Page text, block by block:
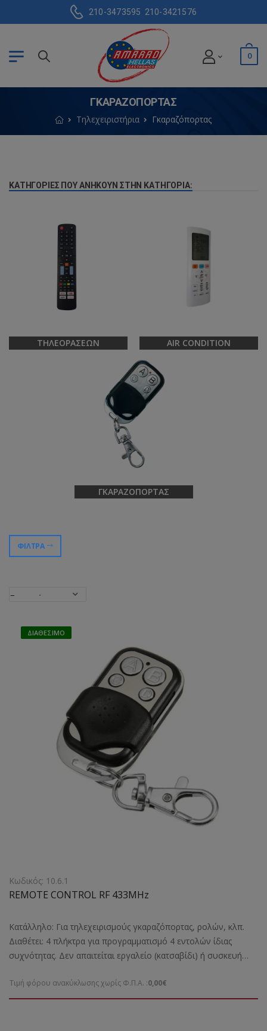
210-3473595 210-3421576
0
ΓΚΑΡΑΖΌΠΟΡΤΑΣ
Τηλεχειριστήρια Γκαραζόπορτας
ΚΑΤΗΓΟΡΊΕΣ ΠΟΥ ΑΝΉΚΟΥΝ ΣΤΗΝ ΚΑΤΗΓΟΡΊΑ:
ΤΗΛΕΟΡΆΣΕΩΝ AIR CONDITION
ΓΚΑΡΑΖΌΠΟΡΤΑΣ
ΦΊΛΤΡΑ
ΔΙΑΘΈΣΙΜΟ
Κωδικός: 10.6.1
REMOTE CONTROL RF 433MHz
Kατάλληλο: Για τηλεχειρισμούς γκαραζόπορτας, ρολών, κλπ.
Διαθέτει: 4 πλήκτρα για προγραμματισμό 4 εντολών ίδιας
συχνότητας. Δεν απαιτείται εργαλείο (κατσαβίδι) ή συσκευή
καπάκι για αποφυγή λανθασμένης ενεργοποίησης /
απενεργοποίησης του τηλεχειριστηρίου.
Τιμή φόρου ανακύκλωσης χωρίς Φ.Π.Α. :0,00€